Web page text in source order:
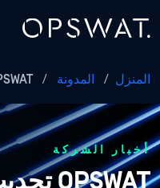
المنزل / المدونة / OPSWAT تحديث - نوفمبر 2023
أخبار الشركة
OPSWAT تحديث - نوفمبر 2023